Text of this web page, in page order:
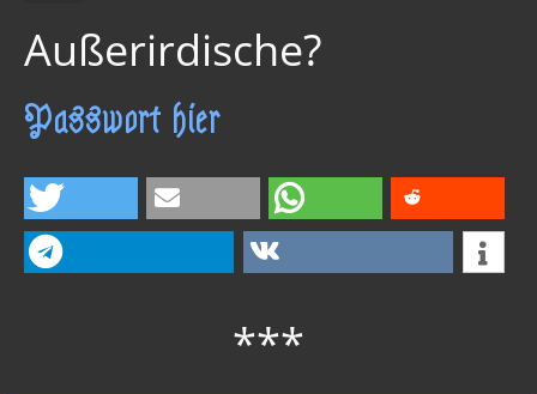
Außerirdische?
Passwort hier
***